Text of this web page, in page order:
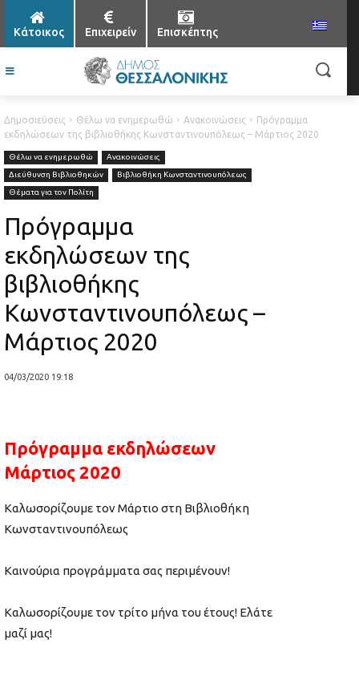
Κάτοικος Επιχειρείν Επισκέπτης
Δημοσιεύσεις Θέλω να ενημερωθώ Ανακοινώσεις
Πρόγραμμα
εκδηλώσεων της βιβλιοθήκης Κωνσταντινουπόλεως – Μάρτιος 2020
Θέλω να ενημερωθώ
Ανακοινώσεις
Διεύθυνση Βιβλιοθηκών
Βιβλιοθήκη Κωνσταντινουπόλεως
Θέματα για τον Πολίτη
Πρόγραμμα
εκδηλώσεων της
βιβλιοθήκης
Κωνσταντινουπόλεως –
Μάρτιος 2020
04/03/2020 19:18
Πρόγραμμα εκδηλώσεων
Μάρτιος 2020
Καλωσορίζουμε τονΜάρτιο στη Βιβλιοθήκη
Κωνσταντινουπόλεως
Καινούρια προγράμματα σας περιμένουν!
Καλωσορίζουμε τον τρίτο μήνα του έτους! Ελάτε
μαζί μας!